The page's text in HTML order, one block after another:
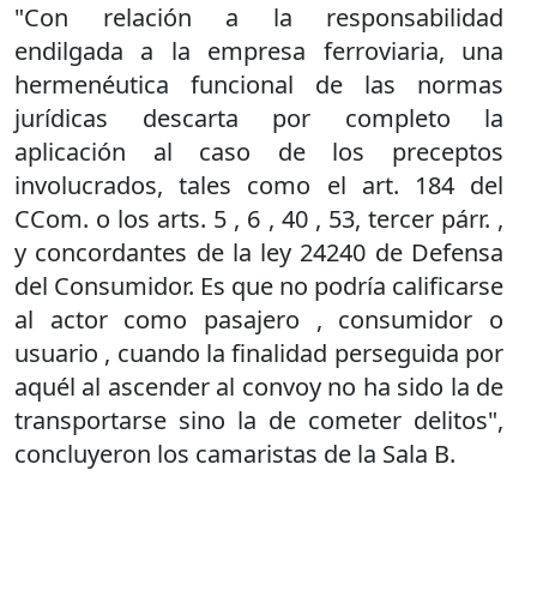
"Con relación a la responsabilidad
endilgada a la empresa ferroviaria, una
hermenéutica funcional de las normas
jurídicas descarta por completo la
aplicación al caso de los preceptos
involucrados, tales como el art. 184 del
CCom. o los arts. 5 , 6 , 40 , 53, tercer párr. ,
y concordantes de la ley 24240 de Defensa
del Consumidor. Es que no podría calificarse
al actor como pasajero , consumidor o
usuario , cuando la finalidad perseguida por
aquél al ascender al convoy no ha sido la de
transportarse sino la de cometer delitos",
concluyeron los camaristas de la Sala B.